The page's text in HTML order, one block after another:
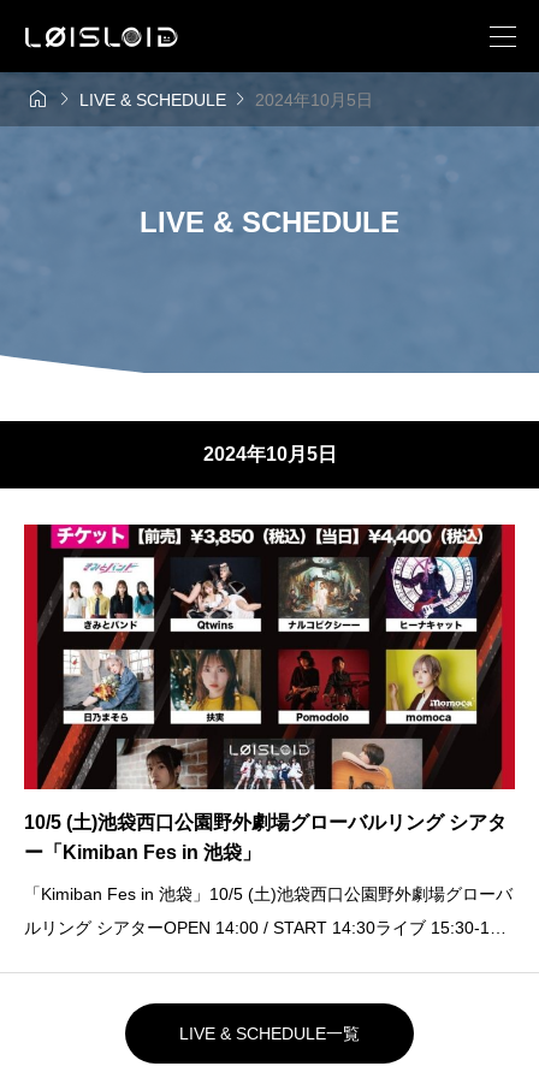
 LIVE & SCHEDULE  2024年10月5日
LIVE & SCHEDULE
2024年10月5日
10/5 (土)池袋西口公園野外劇場グローバルリング シアタ
ー「Kimiban Fes in 池袋」
「Kimiban Fes in 池袋」10/5 (土)池袋西口公園野外劇場グローバ
ルリング シアターOPEN 14:00 / START 14:30ライブ 15:30-15:5
LIVE & SCHEDULE一覧